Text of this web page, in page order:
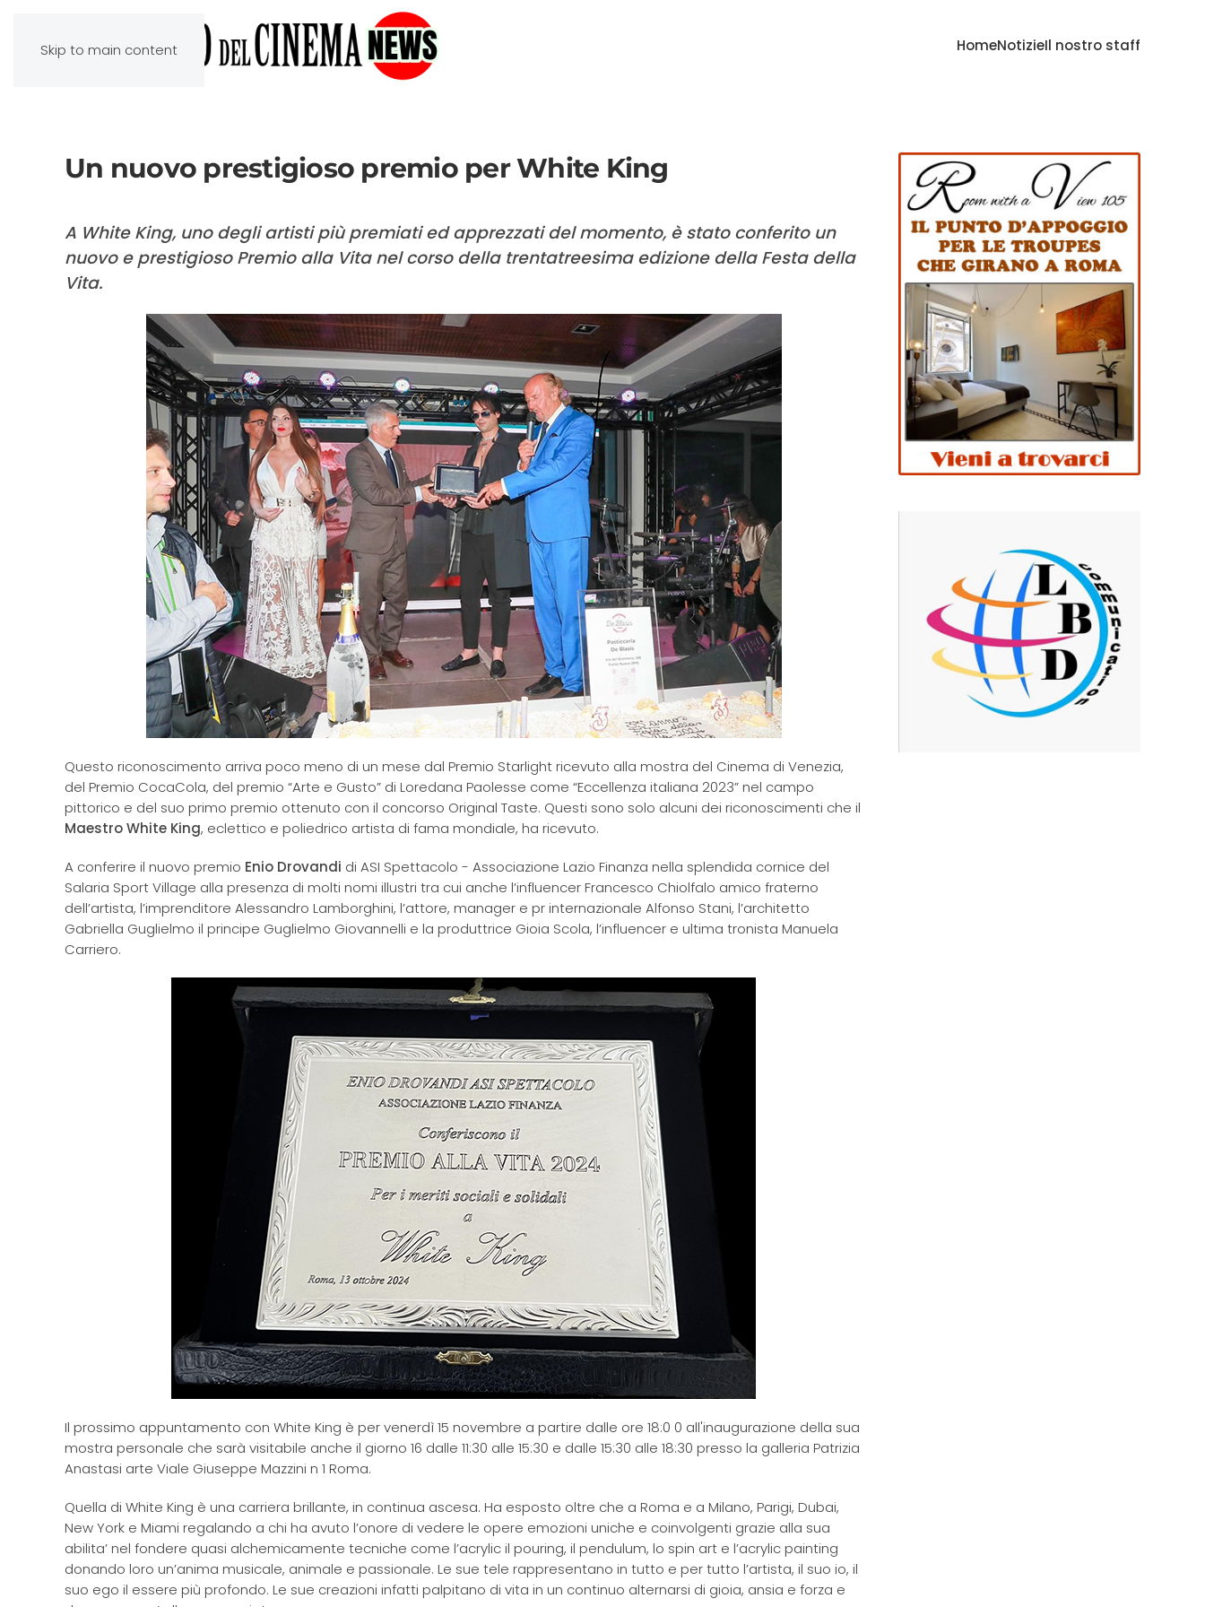
Skip to main content HomeNotizieIl nostro staff
Un nuovo prestigioso premio per White King
A White King, uno degli artisti più premiati ed apprezzati del momento, è stato conferito un
nuovo e prestigioso Premio alla Vita nel corso della trentatreesima edizione della Festa della
Vita.
Questo riconoscimento arriva poco meno di un mese dal Premio Starlight ricevuto alla mostra del Cinema di Venezia,
del Premio CocaCola, del premio “Arte e Gusto” di Loredana Paolesse come “Eccellenza italiana 2023” nel campo
pittorico e del suo primo premio ottenuto con il concorso Original Taste. Questi sono solo alcuni dei riconoscimenti che il
Maestro White King, eclettico e poliedrico artista di fama mondiale, ha ricevuto.
A conferire il nuovo premio Enio Drovandi di ASI Spettacolo - Associazione Lazio Finanza nella splendida cornice del
Salaria Sport Village alla presenza di molti nomi illustri tra cui anche l’influencer Francesco Chiolfalo amico fraterno
dell’artista, l’imprenditore Alessandro Lamborghini, l’attore, manager e pr internazionale Alfonso Stani, l’architetto
Gabriella Guglielmo il principe Guglielmo Giovannelli e la produttrice Gioia Scola, l’influencer e ultima tronista Manuela
Carriero.
Il prossimo appuntamento con White King è per venerdì 15 novembre a partire dalle ore 18:0 0 all'inaugurazione della sua
mostra personale che sarà visitabile anche il giorno 16 dalle 11:30 alle 15:30 e dalle 15:30 alle 18:30 presso la galleria Patrizia
Anastasi arte Viale Giuseppe Mazzini n 1 Roma.
Quella di White King è una carriera brillante, in continua ascesa. Ha esposto oltre che a Roma e a Milano, Parigi, Dubai,
New York e Miami regalando a chi ha avuto l’onore di vedere le opere emozioni uniche e coinvolgenti grazie alla sua
abilita’ nel fondere quasi alchemicamente tecniche come l’acrylic il pouring, il pendulum, lo spin art e l’acrylic painting
donando loro un’anima musicale, animale e passionale. Le sue tele rappresentano in tutto e per tutto l’artista, il suo io, il
suo ego il essere più profondo. Le sue creazioni infatti palpitano di vita in un continuo alternarsi di gioia, ansia e forza e